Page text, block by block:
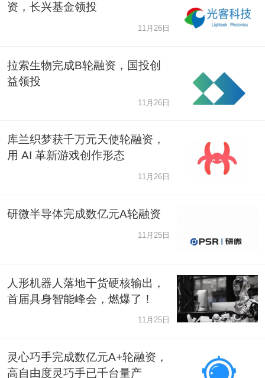
资，长兴基金领投
11月26日
拉索生物完成B轮融资，国投创
益领投
11月26日
库兰织梦获千万元天使轮融资，
用 AI 革新游戏创作形态
11月26日
研微半导体完成数亿元A轮融资
11月25日
人形机器人落地干货硬核输出，
首届具身智能峰会，燃爆了！
11月25日
灵心巧手完成数亿元A+轮融资，
高自由度灵巧手已千台量产